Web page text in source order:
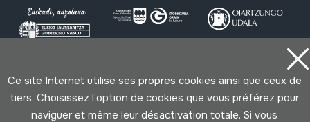
Conditions d'Utilisation
Politique de Privacité
Cookies politique
Ce site Internet utilise ses propres cookies ainsi que ceux de
tiers. Choisissez l’option de cookies que vous préférez pour
naviguer et même leur désactivation totale. Si vous